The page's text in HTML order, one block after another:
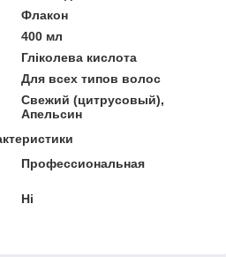
Флакон
400 мл
Гліколева кислота
Для всех типов волос
Свежий (цитрусовый),
Апельсин
Профессиональная
Ні